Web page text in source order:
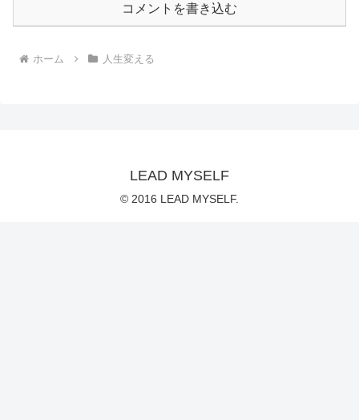
コメントを書き込む
ホーム 人生変える
LEAD MYSELF
© 2016 LEAD MYSELF.